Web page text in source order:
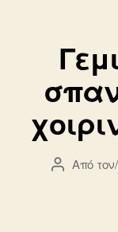
Συντάκτης
Από